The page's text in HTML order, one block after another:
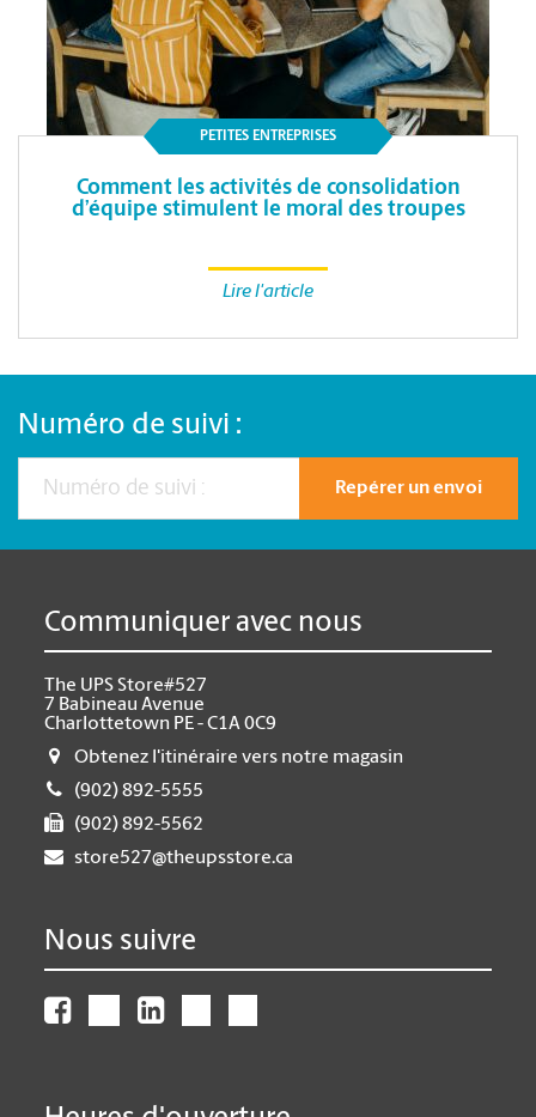
PETITES ENTREPRISES
Comment les activités de consolidation
d’équipe stimulent le moral des troupes
Lire l'article
Numéro de suivi :
Repérer un envoi
Communiquer avec nous
The UPS Store#527
7 Babineau Avenue
Charlottetown PE - C1A 0C9
Obtenez l'itinéraire vers notre magasin
(902) 892-5555
(902) 892-5562
store527@theupsstore.ca
Nous suivre